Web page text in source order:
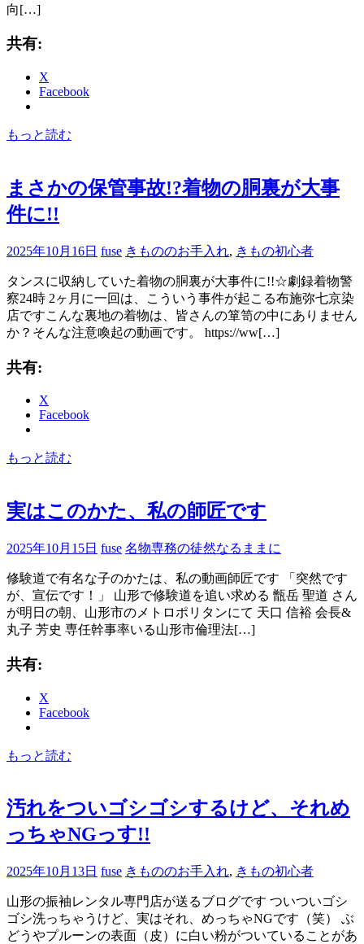
向[…]
共有:
X
Facebook
もっと読む
まさかの保管事故!?着物の胴裏が大事
件に!!
2025年10月16日 fuse きもののお手入れ, きもの初心者
タンスに収納していた着物の胴裏が大事件に!!☆劇録着物警
察24時 2ヶ月に一回は、こういう事件が起こる布施弥七京染
店ですこんな裏地の着物は、皆さんの箪笥の中にありません
か？そんな注意喚起の動画です。 https://ww[…]
共有:
X
Facebook
もっと読む
実はこのかた、私の師匠です
2025年10月15日 fuse 名物専務の徒然なるままに
修験道で有名な子のかたは、私の動画師匠です 「突然です
が、宣伝です！」 山形で修験道を追い求める 甑岳 聖道 さん
が明日の朝、山形市のメトロポリタンにて 天口 信裕 会長&
丸子 芳史 専任幹事率いる山形市倫理法[…]
共有:
X
Facebook
もっと読む
汚れをついゴシゴシするけど、それめ
っちゃNGっす!!
2025年10月13日 fuse きもののお手入れ, きもの初心者
山形の振袖レンタル専門店が送るブログです ついついゴシ
ゴシ洗っちゃうけど、実はそれ、めっちゃNGです（笑） ぶ
どうやプルーンの表面（皮）に白い粉がついていることがあ